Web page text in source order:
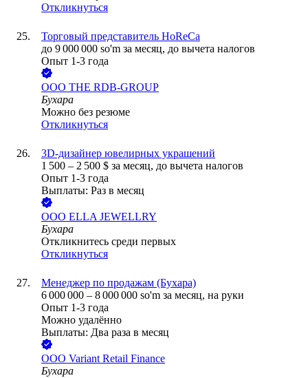
Откликнуться
Торговый представитель HoReCa
до 9 000 000 so'm за месяц, до вычета налогов
Опыт 1-3 года
ООО THE RDB-GROUP
Бухара
Можно без резюме
Откликнуться
3D‑дизайнер ювелирных украшений
1 500 – 2 500 $ за месяц, до вычета налогов
Опыт 1-3 года
Выплаты: Раз в месяц
ООО ELLA JEWELLRY
Бухара
Откликнитесь среди первых
Откликнуться
Менеджер по продажам (Бухара)
6 000 000 – 8 000 000 so'm за месяц, на руки
Опыт 1-3 года
Можно удалённо
Выплаты: Два раза в месяц
ООО Variant Retail Finance
Бухара